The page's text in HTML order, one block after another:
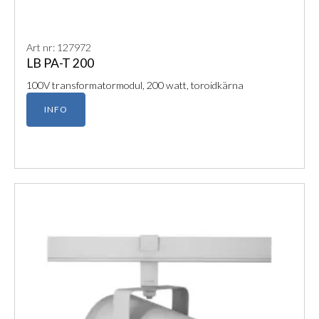
Art nr: 127972
LB PA-T 200
100V transformatormodul, 200 watt, toroidkärna
INFO